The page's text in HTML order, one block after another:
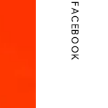
FACEBOOK